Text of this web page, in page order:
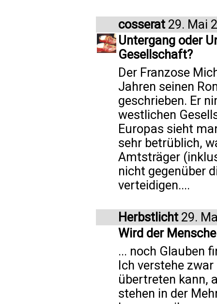
cosserat29. Mai
Untergang oder
Gesellschaft?
Der Franzose
Jahren seinen
geschrieben. Er
westlichen
Europas sieht
sehr betrüblich,
Amtsträger
nicht gegenüber
verteidigen....
Herbstlicht29.
Wird der
... noch Glauben
Ich verstehe
übertreten kann,
stehen in der